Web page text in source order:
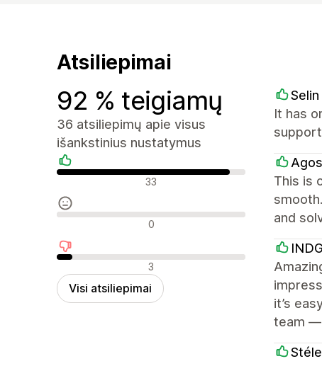
Atsiliepimai
92 % teigiamų
36 atsiliepimų apie visus
išankstinius nustatymus
Teigiami atsiliepimai
33
Neutralūs atsiliepimai
0
Neigiami atsiliepimai
3
Visi atsiliepimai
It has
This is
and
it’s
team —
Stéle